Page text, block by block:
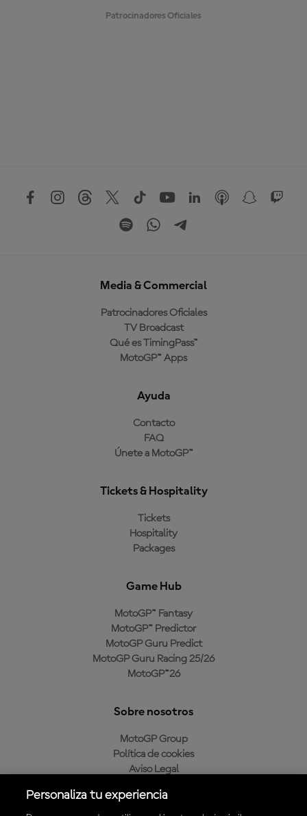
Patrocinadores Oficiales
Media & Commercial
Patrocinadores Oficiales
TV Broadcast
Qué es TimingPass™
MotoGP™ Apps
Ayuda
Contacto
FAQ
Únete a MotoGP™
Tickets & Hospitality
Tickets
Hospitality
Packages
Game Hub
MotoGP™ Fantasy
MotoGP™ Predictor
MotoGP Guru Predict
MotoGP Guru Racing 25/26
MotoGP™26
Sobre nosotros
MotoGP Group
Política de cookies
Aviso Legal
Política de compra
Personaliza tu experiencia